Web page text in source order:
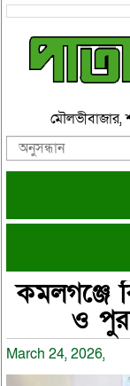
কমলগঞ্জে
ও
March 24, 2026,